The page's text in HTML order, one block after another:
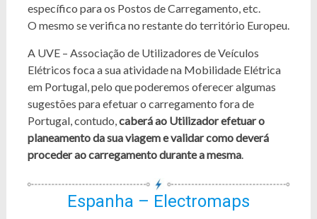
específico para os Postos de Carregamento, etc.
O mesmo se verifica no restante do território Europeu.
A UVE – Associação de Utilizadores de Veículos
Elétricos foca a sua atividade na Mobilidade Elétrica
em Portugal, pelo que poderemos oferecer algumas
sugestões para efetuar o carregamento fora de
Portugal, contudo,caberá ao Utilizador efetuar o
planeamento da sua viagem e validar como deverá
proceder ao carregamento durante a mesma.
Espanha – Electromaps